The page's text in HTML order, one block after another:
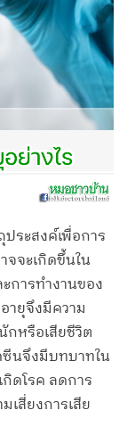
ระสงค์เพื่อการ
จะเกิดขึ้นใน
การทำงานของ
ยุจึงมีความ
กหรือเสียชีวิต
นจึงมีบทบาทใน
ดโรค ลดการ
เสี่ยงการเสีย